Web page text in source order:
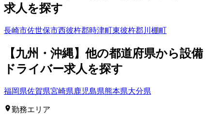
求人を探す
長崎市佐世保市西彼杵郡時津町東彼杵郡川棚町
【九州・沖縄】他の都道府県から設備
ドライバー求人を探す
福岡県佐賀県宮崎県鹿児島県熊本県大分県
勤務エリア